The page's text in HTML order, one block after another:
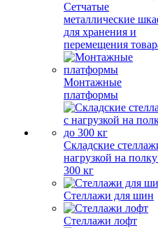
Сетчатые
металлические
для хранения и
перемещения
Монтажные
платформы
Складские
нагрузкой на
300 кг
Стеллажи для шин
Стеллажи лофт